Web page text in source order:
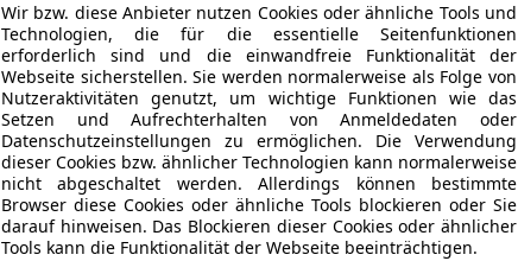
Wir bzw. diese Anbieter nutzen Cookies oder ähnliche Tools und
Technologien, die für die essentielle Seitenfunktionen
erforderlich sind und die einwandfreie Funktionalität der
Webseite sicherstellen. Sie werden normalerweise als Folge von
Nutzeraktivitäten genutzt, um wichtige Funktionen wie das
Setzen und Aufrechterhalten von Anmeldedaten oder
Datenschutzeinstellungen zu ermöglichen. Die Verwendung
dieser Cookies bzw. ähnlicher Technologien kann normalerweise
nicht abgeschaltet werden. Allerdings können bestimmte
Browser diese Cookies oder ähnliche Tools blockieren oder Sie
darauf hinweisen. Das Blockieren dieser Cookies oder ähnlicher
Tools kann die Funktionalität der Webseite beeinträchtigen.